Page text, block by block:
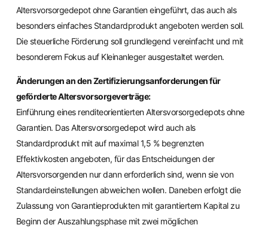
Altersvorsorgedepot ohne Garantien eingeführt, das auch als
besonders einfaches Standardprodukt angeboten werden soll.
Die steuerliche Förderung soll grundlegend vereinfacht und mit
besonderem Fokus auf Kleinanleger ausgestaltet werden.
Änderungen an den Zertifizierungsanforderungen für
geförderte Altersvorsorgeverträge:
Einführung eines renditeorientierten Altersvorsorgedepots ohne
Garantien. Das Altersvorsorgedepot wird auch als
Standardprodukt mit auf maximal 1,5 % begrenzten
Effektivkosten angeboten, für das Entscheidungen der
Altersvorsorgenden nur dann erforderlich sind, wenn sie von
Standardeinstellungen abweichen wollen. Daneben erfolgt die
Zulassung von Garantieprodukten mit garantiertem Kapital zu
Beginn der Auszahlungsphase mit zwei möglichen